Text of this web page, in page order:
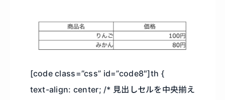
[code class=”css” id=”code8″]th {
text-align: center; /* 見出しセルを中央揃え